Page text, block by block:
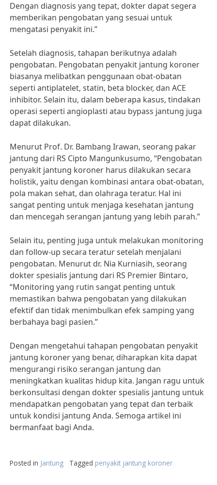
Dengan diagnosis yang tepat, dokter dapat segera
memberikan pengobatan yang sesuai untuk
mengatasi penyakit ini.”
Setelah diagnosis, tahapan berikutnya adalah
pengobatan. Pengobatan penyakit jantung koroner
biasanya melibatkan penggunaan obat-obatan
seperti antiplatelet, statin, beta blocker, dan ACE
inhibitor. Selain itu, dalam beberapa kasus, tindakan
operasi seperti angioplasti atau bypass jantung juga
dapat dilakukan.
Menurut Prof. Dr. Bambang Irawan, seorang pakar
jantung dari RS Cipto Mangunkusumo, “Pengobatan
penyakit jantung koroner harus dilakukan secara
holistik, yaitu dengan kombinasi antara obat-obatan,
pola makan sehat, dan olahraga teratur. Hal ini
sangat penting untuk menjaga kesehatan jantung
dan mencegah serangan jantung yang lebih parah.”
Selain itu, penting juga untuk melakukan monitoring
dan follow-up secara teratur setelah menjalani
pengobatan. Menurut dr. Nia Kurniasih, seorang
dokter spesialis jantung dari RS Premier Bintaro,
“Monitoring yang rutin sangat penting untuk
memastikan bahwa pengobatan yang dilakukan
efektif dan tidak menimbulkan efek samping yang
berbahaya bagi pasien.”
Dengan mengetahui tahapan pengobatan penyakit
jantung koroner yang benar, diharapkan kita dapat
mengurangi risiko serangan jantung dan
meningkatkan kualitas hidup kita. Jangan ragu untuk
berkonsultasi dengan dokter spesialis jantung untuk
mendapatkan pengobatan yang tepat dan terbaik
untuk kondisi jantung Anda. Semoga artikel ini
bermanfaat bagi Anda.
Posted in Jantung Tagged penyakit jantung koroner